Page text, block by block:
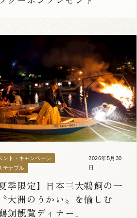
ント・キャンペーン
テナブル
2026年5月30
日
夏季限定】日本三大鵜飼の一
大洲のうかい〟を愉しむ
鵜飼観覧ディナー」